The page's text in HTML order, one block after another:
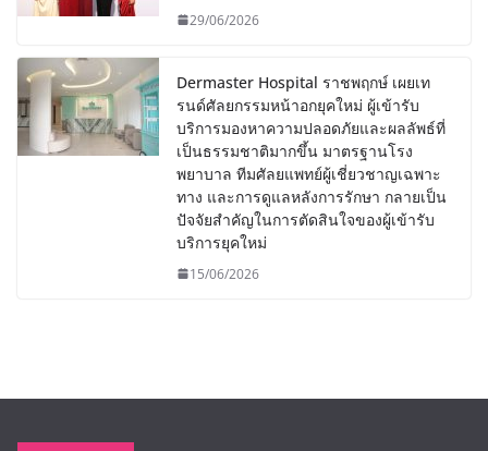
29/06/2026
Dermaster Hospital ราชพฤกษ์ เผยเท
รนด์ศัลยกรรมหน้าอกยุคใหม่ ผู้เข้ารับ
บริการมองหาความปลอดภัยและผลลัพธ์ที่
เป็นธรรมชาติมากขึ้น มาตรฐานโรง
พยาบาล ทีมศัลยแพทย์ผู้เชี่ยวชาญเฉพาะ
ทาง และการดูแลหลังการรักษา กลายเป็น
ปัจจัยสำคัญในการตัดสินใจของผู้เข้ารับ
บริการยุคใหม่
15/06/2026